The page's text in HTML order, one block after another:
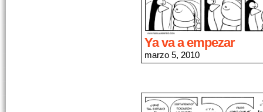
Ya va a empezar
marzo 5, 2010